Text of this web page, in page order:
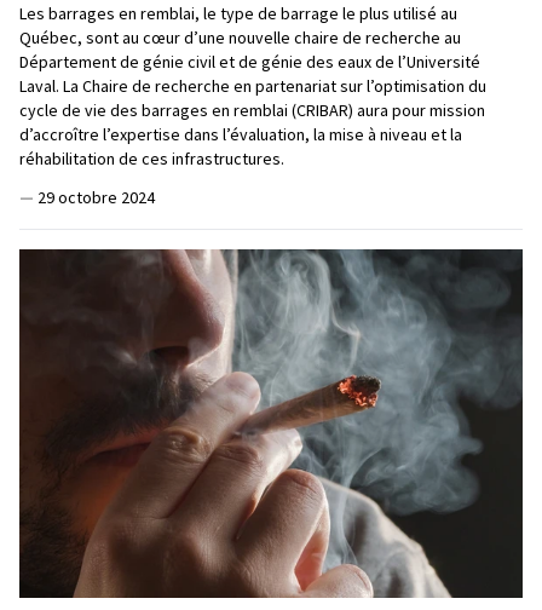
Les barrages en remblai, le type de barrage le plus utilisé au
Québec, sont au cœur d’une nouvelle chaire de recherche au
Département de génie civil et de génie des eaux de l’Université
Laval. La Chaire de recherche en partenariat sur l’optimisation du
cycle de vie des barrages en remblai (CRIBAR) aura pour mission
d’accroître l’expertise dans l’évaluation, la mise à niveau et la
réhabilitation de ces infrastructures.
— 29 octobre 2024